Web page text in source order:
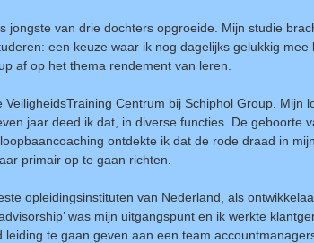
jongste van drie dochters opgroeide. Mijn studie
een keuze waar ik nog dagelijks gelukkig
af op het thema rendement van leren.
Centrum bij Schiphol Group. Mijn
jaar deed ik dat, in diverse functies. De geboorte
ontdekte ik dat de rode draad in
primair op te gaan richten.
opleidingsinstituten van Nederland, als
was mijn uitgangspunt en ik werkte
te gaan geven aan een team